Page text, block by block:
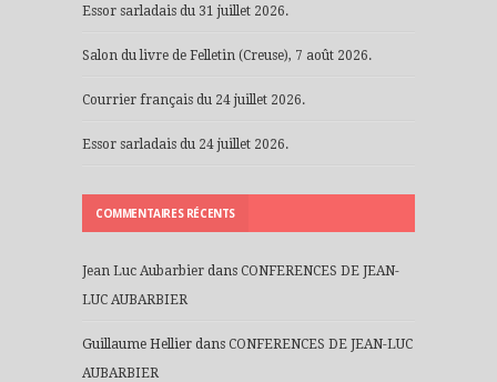
Essor sarladais du 31 juillet 2026.
Salon du livre de Felletin (Creuse), 7 août 2026.
Courrier français du 24 juillet 2026.
Essor sarladais du 24 juillet 2026.
COMMENTAIRES RÉCENTS
Jean Luc Aubarbier dans CONFERENCES DE JEAN-
LUC AUBARBIER
Guillaume Hellier dans CONFERENCES DE JEAN-LUC
AUBARBIER